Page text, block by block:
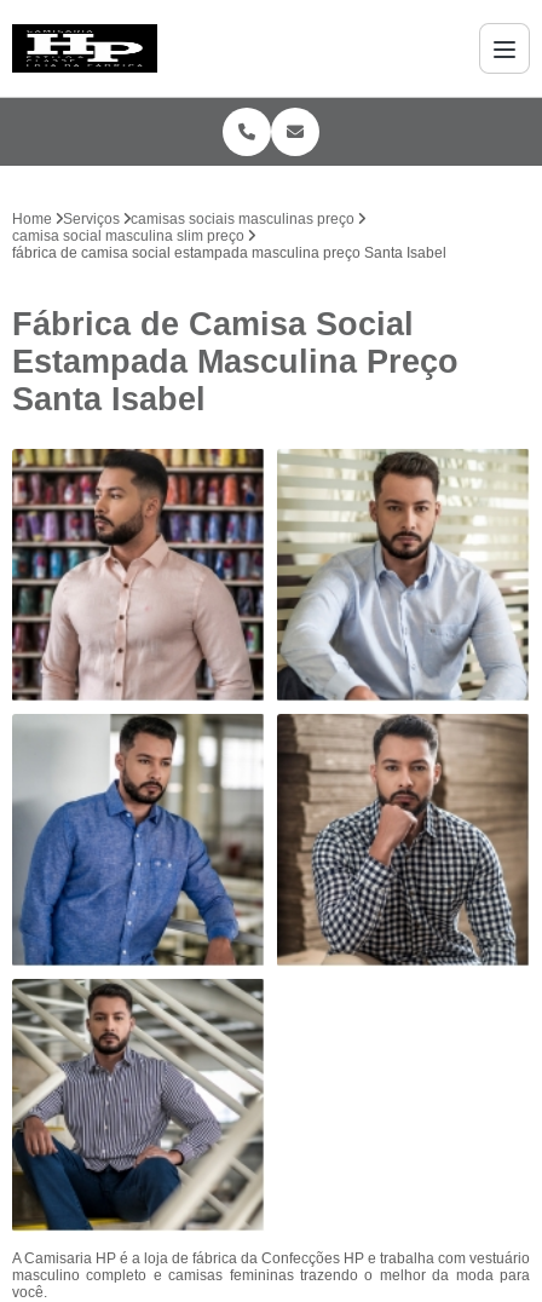
Home Serviços
camisas sociais masculinas preço
camisa social masculina slim preço
fábrica de camisa social estampada masculina preço Santa Isabel
Fábrica de Camisa Social
Estampada Masculina Preço
Santa Isabel
A Camisaria HP é a loja de fábrica da Confecções HP e trabalha com vestuário
masculino completo e camisas femininas trazendo o melhor da moda para
você.